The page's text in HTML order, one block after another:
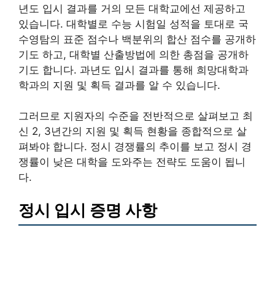
년도 입시 결과를 거의 모든 대학교에선 제공하고
있습니다. 대학별로 수능 시험일 성적을 토대로 국
수영탐의 표준 점수나 백분위의 합산 점수를 공개하
기도 하고, 대학별 산출방법에 의한 총점을 공개하
기도 합니다. 과년도 입시 결과를 통해 희망대학과
학과의 지원 및 획득 결과를 알 수 있습니다.
그러므로 지원자의 수준을 전반적으로 살펴보고 최
신 2, 3년간의 지원 및 획득 현황을 종합적으로 살
펴봐야 합니다. 정시 경쟁률의 추이를 보고 정시 경
쟁률이 낮은 대학을 도와주는 전략도 도움이 됩니
다.
정시 입시 증명 사항